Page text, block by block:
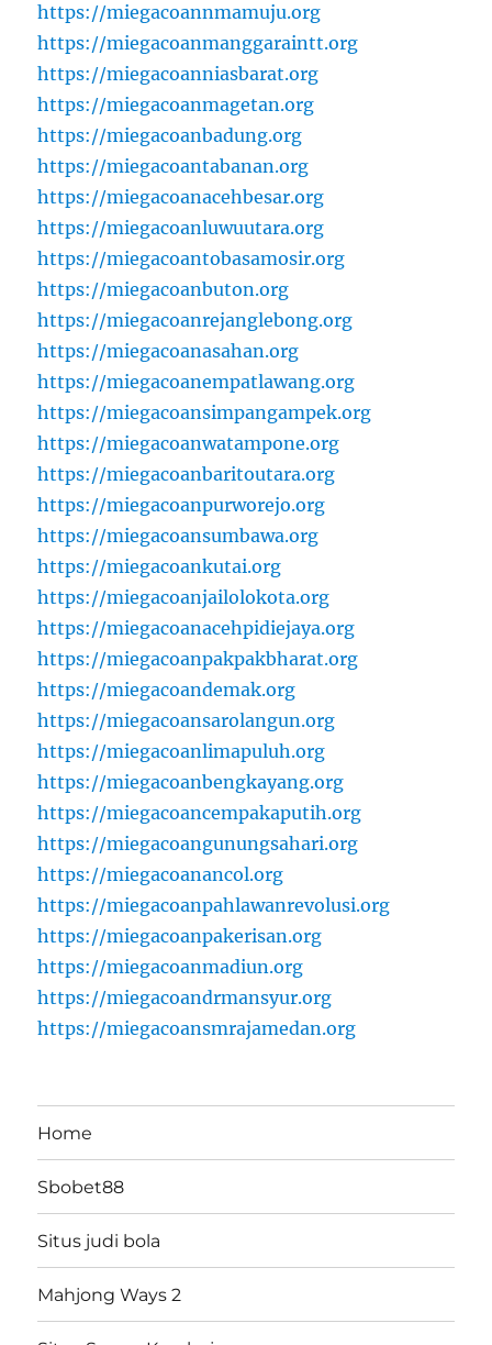
https://miegacoannmamuju.org
https://miegacoanmanggaraintt.org
https://miegacoanniasbarat.org
https://miegacoanmagetan.org
https://miegacoanbadung.org
https://miegacoantabanan.org
https://miegacoanacehbesar.org
https://miegacoanluwuutara.org
https://miegacoantobasamosir.org
https://miegacoanbuton.org
https://miegacoanrejanglebong.org
https://miegacoanasahan.org
https://miegacoanempatlawang.org
https://miegacoansimpangampek.org
https://miegacoanwatampone.org
https://miegacoanbaritoutara.org
https://miegacoanpurworejo.org
https://miegacoansumbawa.org
https://miegacoankutai.org
https://miegacoanjailolokota.org
https://miegacoanacehpidiejaya.org
https://miegacoanpakpakbharat.org
https://miegacoandemak.org
https://miegacoansarolangun.org
https://miegacoanlimapuluh.org
https://miegacoanbengkayang.org
https://miegacoancempakaputih.org
https://miegacoangunungsahari.org
https://miegacoanancol.org
https://miegacoanpahlawanrevolusi.org
https://miegacoanpakerisan.org
https://miegacoanmadiun.org
https://miegacoandrmansyur.org
https://miegacoansmrajamedan.org
Home
Sbobet88
Situs judi bola
Mahjong Ways 2